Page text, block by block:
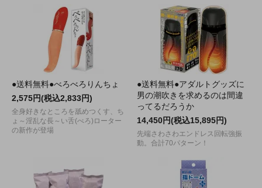
●送料無料●べろべろりんちょ
2,575円(税込2,833円)
全身好きなところを舐めつくす、ち
ょ～淫乱な長～い舌(べろ)ローター
の新作が登場
●送料無料●アダルトグッズに
男の潮吹きを求めるのは間違
ってるだろうか
14,450円(税込15,895円)
先端さわさわエンドレス回転強振
動。合計70パターン！